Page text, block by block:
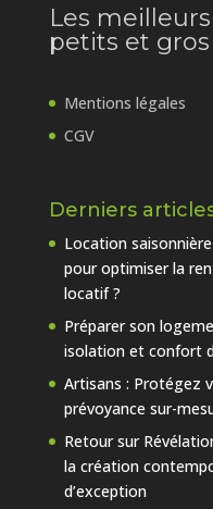
Les
petits et
Mentions légales
CGV
Derniers
Location
pour optimiser la
locatif ?
Préparer son
isolation et confort
Artisans : Protégez
prévoyance sur-
Retour sur
la création
d’exception